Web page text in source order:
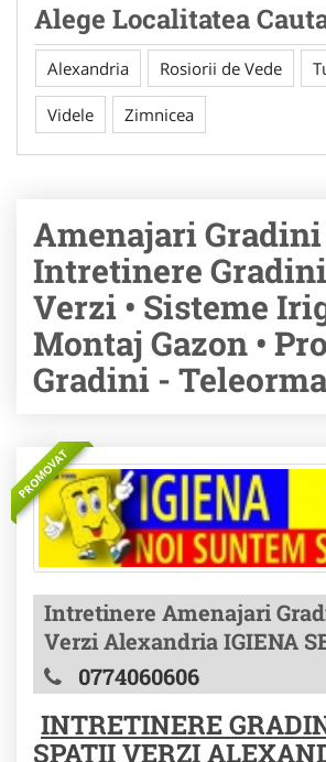
Alege Localitatea
Alexandria Rosiorii de Vede
Videle Zimnicea
Amenajari Gradini
Intretinere
Verzi • Sisteme
Montaj Gazon •
Gradini -
PROMOVAT
Intretinere Amenajari
Verzi Alexandria IGIENA
0774060606
INTRETINERE
SPATII VERZI